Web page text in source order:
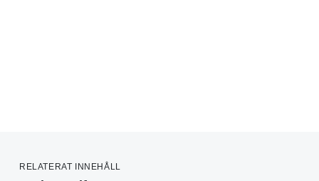
RELATERAT INNEHÅLL